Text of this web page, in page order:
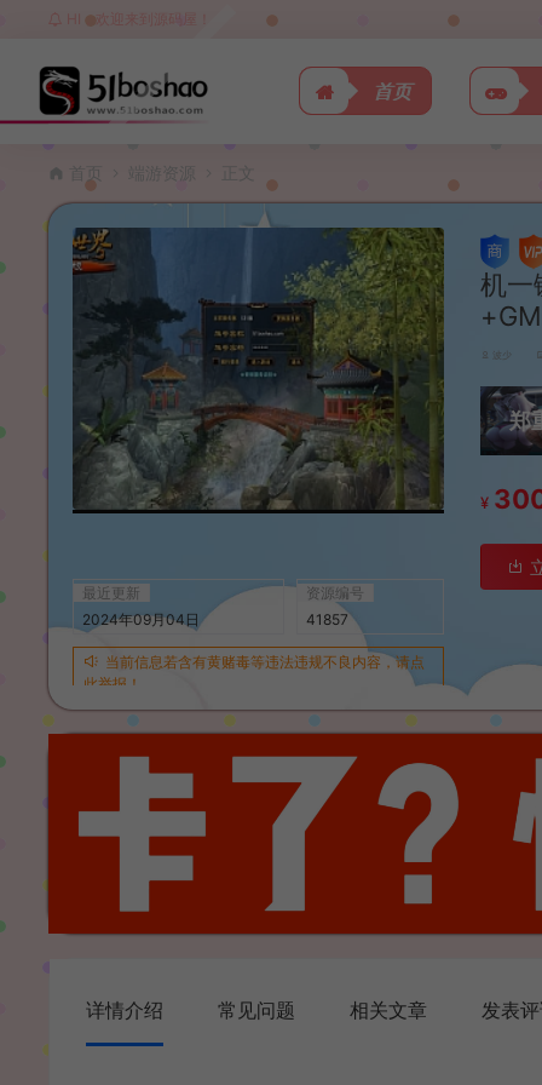
HI，欢迎来到源码屋！
首页
首页 端游资源 正文
最近更新
2024年09月04日
资源编号
41857
当前信息若含有黄赌毒等违法违规不良内容，请点
此举报！
机一
波少
郑
¥
详情介绍 常见问题 相关文章 发表